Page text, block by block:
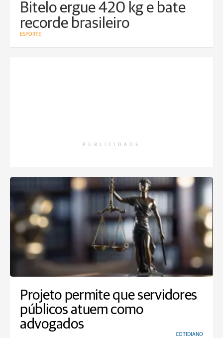
Bitelo ergue 420 kg e bate
recorde brasileiro
ESPORTE
PUBLICIDADE
Projeto permite que servidores
públicos atuem como
advogados
COTIDIANO